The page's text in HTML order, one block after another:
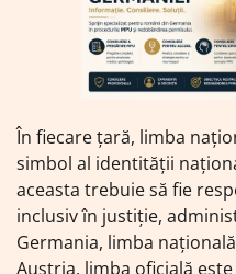
În fiecare țară, limba
simbol al identității
aceasta trebuie să fie
inclusiv în justiție,
Germania, limba
Austria, limba oficială